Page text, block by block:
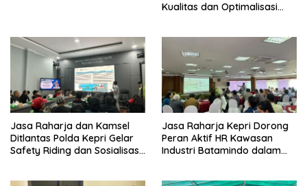
Kualitas dan Optimalisasi
Jasa Raharja dan Kamsel
Ditlantas Polda Kepri Gelar
Safety Riding dan Sosialisasi
Jasa Raharja Kepri Dorong
Peran Aktif HR Kawasan
Industri Batamindo dalam